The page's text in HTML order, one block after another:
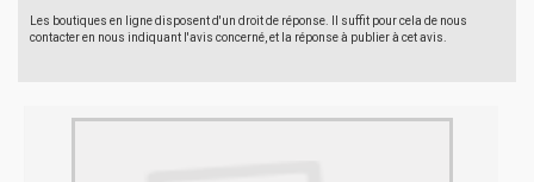
Les boutiques en ligne disposent d'un droit de réponse. Il suffit pour cela de nous
contacter en nous indiquant l'avis concerné, et la réponse à publier à cet avis.